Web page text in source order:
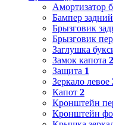
Амортизатор
Бампер задний
Брызговик
Брызговик
Заглушка
Замок капота 2
Защита 1
Зеркало левое
Капот 2
Кронштейн
Кронштейн